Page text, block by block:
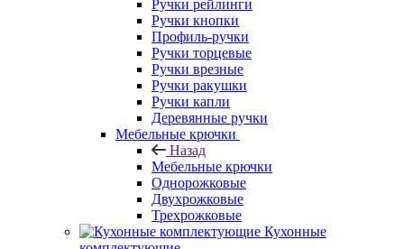
Ручки рейлинги
Ручки кнопки
Профиль-ручки
Ручки торцевые
Ручки врезные
Ручки ракушки
Ручки капли
Деревянные ручки
Мебельные крючки
Назад
Мебельные крючки
Однорожковые
Двухрожковые
Трехрожковые
Кухонные